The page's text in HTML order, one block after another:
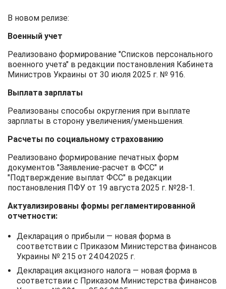
В новом релизе:
Военный учет
Реализовано формирование "Списков персонального
военного учета" в редакции постановления Кабинета
Министров Украины от 30 июля 2025 г. № 916.
Выплата зарплаты
Реализованы способы округления при выплате
зарплаты в сторону увеличения/уменьшения.
Расчеты по социальному страхованию
Реализовано формирование печатных форм
документов "Заявление-расчет в ФСС" и
"Подтверждение выплат ФСС" в редакции
постановления ПФУ от 19 августа 2025 г. №28-1.
Актуализированы формы регламентированной
отчетности:
Декларация о прибыли — новая форма в
соответствии с Приказом Министерства финансов
Украины № 215 от 24.04.2025 г.
Декларация акцизного налога — новая форма в
соответствии с Приказом Министерства финансов